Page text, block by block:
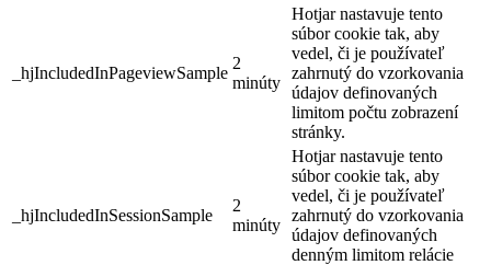
_hjIncludedInPageviewSample
2
minúty
Hotjar nastavuje tento
súbor cookie tak, aby
vedel, či je používateľ
zahrnutý do vzorkovania
údajov definovaných
limitom počtu zobrazení
stránky.
_hjIncludedInSessionSample
2
minúty
Hotjar nastavuje tento
súbor cookie tak, aby
vedel, či je používateľ
zahrnutý do vzorkovania
údajov definovaných
denným limitom relácie